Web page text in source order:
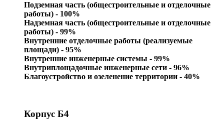
Подземная часть (общестроительные и отделочные
работы) - 100%
Надземная часть (общестроительные и отделочные
работы) - 99%
Внутренние отделочные работы (реализуемые
площади) - 95%
Внутренние инженерные системы - 99%
Внутриплощадочные инженерные сети - 96%
Благоустройство и озеленение территории - 40%
Корпус Б4